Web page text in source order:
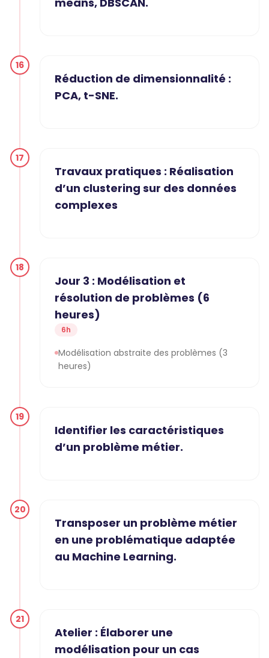
16
Réduction de dimensionnalité :
PCA, t-SNE.
17
Travaux pratiques : Réalisation
d’un clustering sur des données
complexes
18
Jour 3 : Modélisation et
résolution de problèmes (6
heures)
6h
Modélisation abstraite des problèmes (3
heures)
19
Identifier les caractéristiques
d’un problème métier.
20
Transposer un problème métier
en une problématique adaptée
au Machine Learning.
21
Atelier : Élaborer une
modélisation pour un cas